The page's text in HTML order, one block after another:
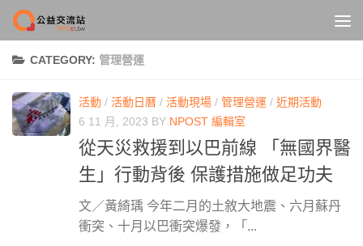
Skip to content
CATEGORY: 管理營運
活動 / 活動日曆 / 活動現場 / 管理營運 / 近期活動
6 11 月, 2023 BY NPOST 編輯室
從天災救援到以巴前線 「無國界醫
生」行動背後 保護措施做足功夫
文／黃綺瑀 今年二月的土敘大地震、六月蘇丹
衝突、十月以巴衝突爆發，「...